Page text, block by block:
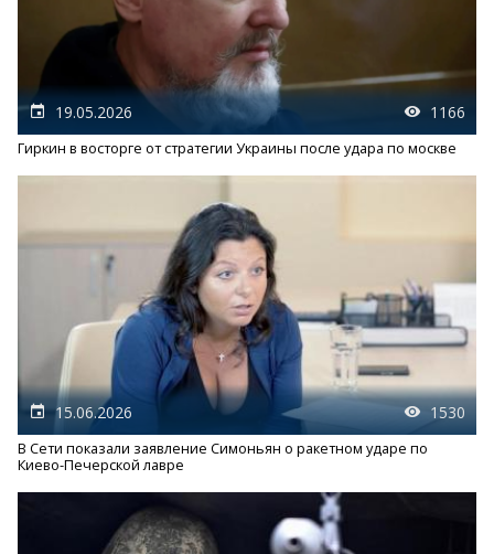
19.05.2026 1166
Гиркин в восторге от стратегии Украины после удара по москве
15.06.2026 1530
В Сети показали заявление Симоньян о ракетном ударе по
Киево-Печерской лавре